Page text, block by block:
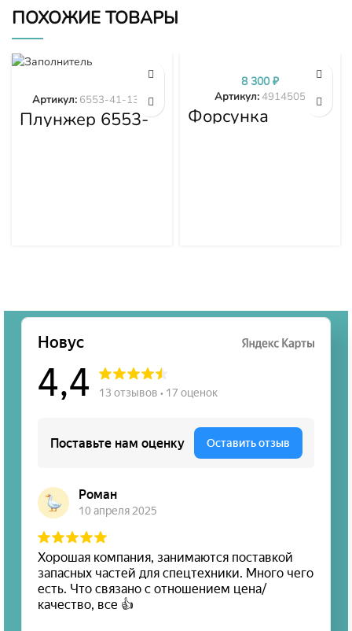
ПОХОЖИЕ ТОВАРЫ
Плунжер 6553-
41-1300
Артикул: 6553-41-1300
Форсунка
4914505
Артикул:4914505
8 300₽